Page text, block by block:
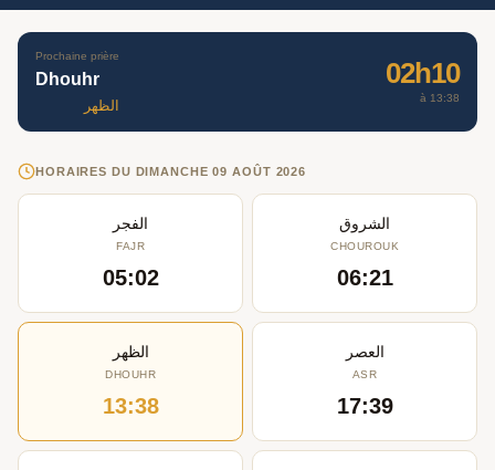
Prochaine prière
Dhouhr
الظهر
02h10
à 13:38
HORAIRES DU DIMANCHE 09 AOÛT 2026
الفجر
FAJR
05:02
الشروق
CHOUROUK
06:21
الظهر
DHOUHR
13:38
العصر
ASR
17:39